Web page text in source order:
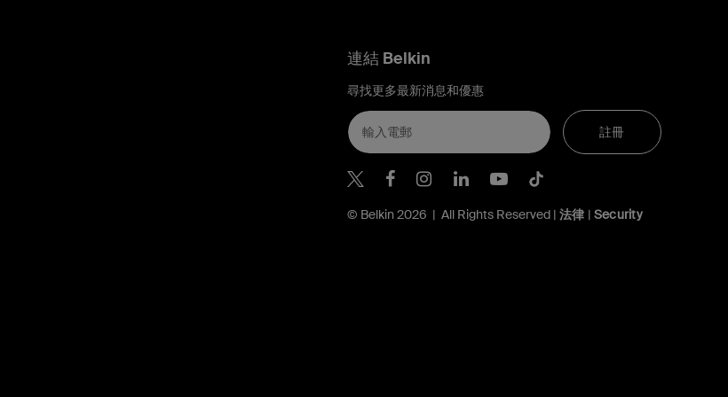
連結 Belkin
尋找更多最新消息和優惠
註冊
Belkin Twitter
Belkin Hong Kong Facebook
Belkin Instagram
Belkin Hong Kong
Belkin Youtube
Belkin TikTok
© Belkin 2026 | All Rights Reserved |法律 | Security